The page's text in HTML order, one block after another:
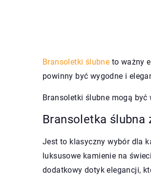
Bransoletki ślubne to ważny
powinny być wygodne i
Bransoletki ślubne mogą być
Bransoletka ślubna
Jest to klasyczny wybór dla
luksusowe kamienie na
dodatkowy dotyk elegancji,